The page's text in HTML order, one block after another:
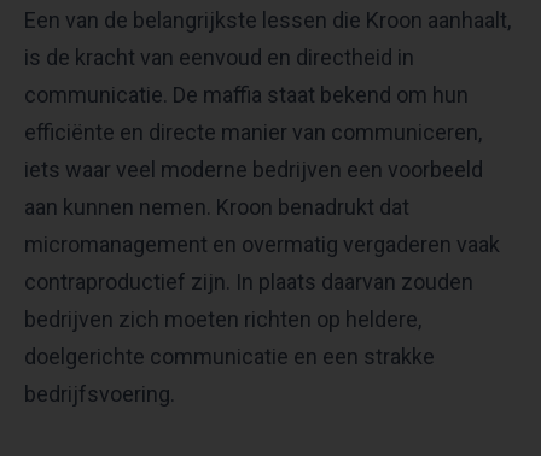
Een van de belangrijkste lessen die Kroon aanhaalt,
is de kracht van eenvoud en directheid in
communicatie. De maffia staat bekend om hun
efficiënte en directe manier van communiceren,
iets waar veel moderne bedrijven een voorbeeld
aan kunnen nemen. Kroon benadrukt dat
micromanagement en overmatig vergaderen vaak
contraproductief zijn. In plaats daarvan zouden
bedrijven zich moeten richten op heldere,
doelgerichte communicatie en een strakke
bedrijfsvoering. ​